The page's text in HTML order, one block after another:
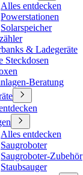
Alles entdecken
Powerstationen
Solarspeicher
& Ladegeräte
Steckdosen
Beratung
Alles entdecken
Saugroboter
Saugroboter-Zubehör
Staubsauger